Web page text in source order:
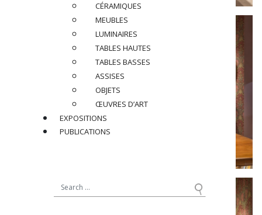
CÉRAMIQUES
MEUBLES
LUMINAIRES
TABLES HAUTES
TABLES BASSES
ASSISES
OBJETS
ŒUVRES D’ART
EXPOSITIONS
PUBLICATIONS